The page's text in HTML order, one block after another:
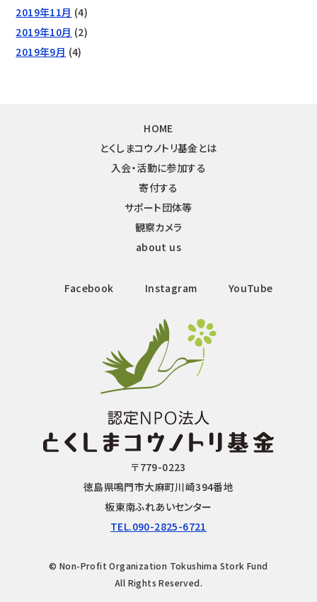
2019年11月 (4)
2019年10月 (2)
2019年9月 (4)
HOME
とくしまコウノトリ基金とは
入会・活動に参加する
寄付する
サポート団体等
観察カメラ
about us
Facebook Instagram YouTube
〒779-0223
徳島県鳴門市大麻町川崎394番地
板東南ふれあいセンター
TEL.090-2825-6721
© Non-Profit Organization Tokushima Stork Fund
All Rights Reserved.